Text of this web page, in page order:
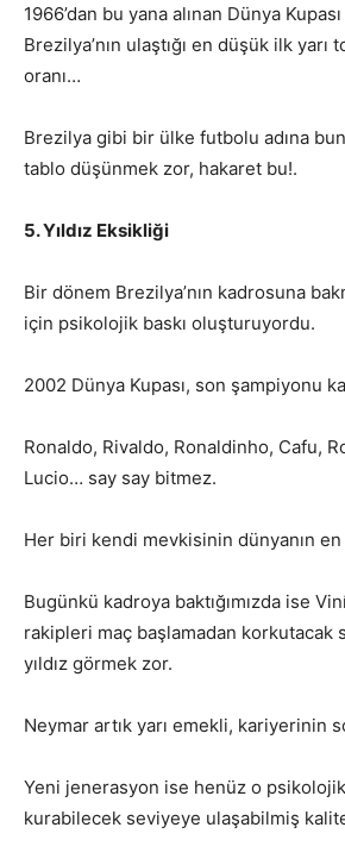
1966’dan bu yana alınan Dünya
Brezilya’nın ulaştığı en düşük ilk yarı
oranı…
Brezilya gibi bir ülke futbolu adına
tablo düşünmek zor, hakaret bu!.
5. Yıldız Eksikliği
Bir dönem Brezilya’nın kadrosuna
için psikolojik baskı oluşturuyordu.
2002 Dünya Kupası, son şampiyonu
Ronaldo, Rivaldo, Ronaldinho, Cafu,
Lucio… say say bitmez.
Her biri kendi mevkisinin dünyanın en
Bugünkü kadroya baktığımızda ise
rakipleri maç başlamadan korkutacak
yıldız görmek zor.
Neymar artık yarı emekli, kariyerinin
Yeni jenerasyon ise henüz o
kurabilecek seviyeye ulaşabilmiş